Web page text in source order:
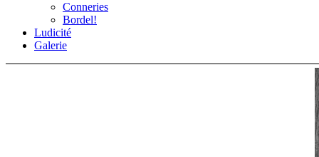
Conneries
Bordel!
Ludicité
Galerie